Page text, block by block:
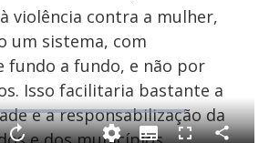
violência contra a mulher,
um sistema, com
fundo a fundo, e não por
Isso facilitaria bastante a
e a responsabilização da
S